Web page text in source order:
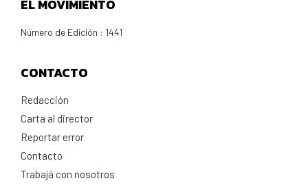
EL MOVIMIENTO
Número de Edición : 1441
CONTACTO
Redacción
Carta al director
Reportar error
Contacto
Trabajá con nosotros